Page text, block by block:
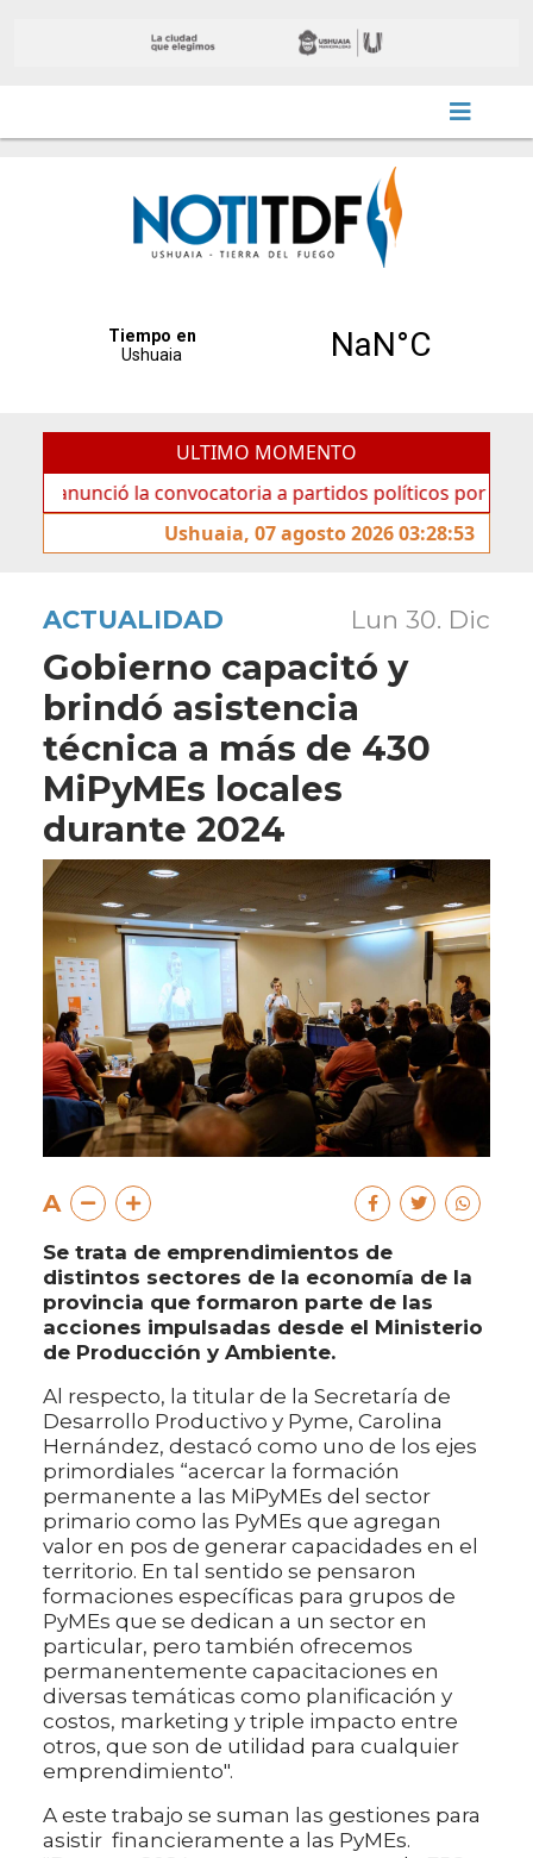
ULTIMO MOMENTO
la convocatoria a partidos políticos por «ficha limpia»
Ushuaia, 07 agosto 2026 03:28:53
ACTUALIDAD Lun 30. Dic
Gobierno capacitó y
brindó asistencia
técnica a más de 430
MiPyMEs locales
durante 2024
A
Se trata de emprendimientos de
distintos sectores de la economía de la
provincia que formaron parte de las
acciones impulsadas desde el Ministerio
de Producción y Ambiente.
Al respecto, la titular de la Secretaría de
Desarrollo Productivo y Pyme, Carolina
Hernández, destacó como uno de los ejes
primordiales “acercar la formación
permanente a las MiPyMEs del sector
primario como las PyMEs que agregan
valor en pos de generar capacidades en el
territorio. En tal sentido se pensaron
formaciones específicas para grupos de
PyMEs que se dedican a un sector en
particular, pero también ofrecemos
permanentemente capacitaciones en
diversas temáticas como planificación y
costos, marketing y triple impacto entre
otros, que son de utilidad para cualquier
emprendimiento".
A este trabajo se suman las gestiones para
asistir financieramente a las PyMEs.